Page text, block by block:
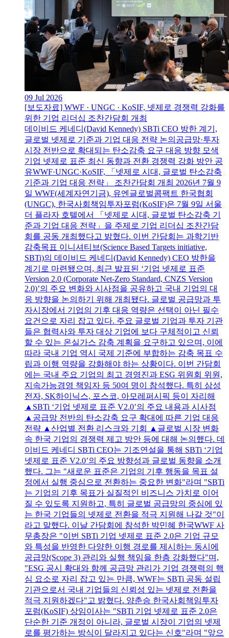
09 Jul 2026
[보도자료] WWF · UNGC · KoSIF, 넷제로 경쟁력 강화를
위한 기업 리더십 조찬간담회 개최
데이비드 케네디(David Kennedy) SBTi CEO 방한 계기,
글로벌 넷제로 기준과 기업 대응 전략 논의공급망·투자
시장 전반으로 확대되는 탄소감축 요구 대응 방향 모색
기업 넷제로 표준 최신 동향과 전환 경쟁력 강화 방안 공
유WWF·UNGC·KoSIF, 「넷제로 시대, 글로벌 탄소감축
기준과 기업 대응 전략」 조찬간담회 개최 2026년 7월 9
일 WWF(세계자연기금), 유엔글로벌콤팩트 한국협회
(UNGC), 한국사회책임투자포럼(KoSIF)은 7월 9일 서울
더 플라자 호텔에서 「넷제로 시대, 글로벌 탄소감축 기
준과 기업 대응 전략」을 주제로 기업 리더십 조찬간담
회를 공동 개최했다고 밝혔다. 이번 간담회는 과학기반
감축목표 이니셔티브(Science Based Targets initiative,
SBTi)의 데이비드 케네디(David Kennedy) CEO 방한을
계기로 마련됐으며, 최근 발표된 ‘기업 넷제로 표준
Version 2.0 (Corporate Net-Zero Standard, CNZS Version
2.0)’의 주요 변화와 시사점을 공유하고 국내 기업의 대
응 방향을 논의하기 위해 개최됐다. 글로벌 공급망과 투
자시장에서 기업의 기후 대응 역량은 선택이 아닌 필수
요건으로 자리 잡고 있다. 주요 글로벌 기업과 투자 기관
들은 협력사와 투자 대상 기업에 보다 구체적이고 신뢰
할 수 있는 온실가스 감축 계획을 요구하고 있으며, 이에
따라 국내 기업 역시 국제 기준에 부합하는 감축 목표 수
립과 이행 역량을 강화해야 하는 상황이다. 이번 간담회
에는 국내 주요 기업의 최고 경영진과 ESG 위원회 위원,
지속가능경영 책임자 등 50여 명이 참석했다. 특히 삼성
전자, SK하이닉스, 포스코, 아모레퍼시픽 등이 자리해
▲SBTi ‘기업 넷제로 표준 V2.0’의 주요 내용과 시사점
▲공급망 전반의 탄소감축 요구 확대에 따른 기업 대응
전략 ▲산업별 전환 리스크와 기회 ▲글로벌 시장 변화
속 한국 기업의 경쟁력 제고 방안 등에 대해 논의했다. 데
이비드 케네디 SBTi CEO는 기조연설을 통해 SBTi ‘기업
넷제로 표준 V2.0’의 주요 방향성과 글로벌 동향을 소개
했다. 그는 "새로운 표준은 기업의 기후 행동을 목표 설
정에서 실행 중심으로 전환하는 중요한 변화"라며 "SBTi
는 기업의 기후 목표가 실질적인 비즈니스 가치로 이어
질 수 있도록 지원하고, 특히 글로벌 공급망의 중심에 있
는 한국 기업들의 넷제로 전환을 적극 지원해 나갈 것"이
라고 말했다. 이날 간담회에 참석한 박민혜 한국WWF 사
무총장은 "이번 SBTi 기업 넷제로 표준 2.0은 기업 규모
와 특성을 반영한 다양한 이행 경로를 제시하는 동시에
공급망(Scope 3) 관리와 실행 책임을 한층 강화했다"며,
"ESG 공시 확대와 함께 공급망 관리가 기업 경쟁력의 핵
심 요소로 자리 잡고 있는 만큼, WWF는 SBTi 공동 설립
기관으로서 국내 기업들의 신뢰성 있는 넷제로 전환을
적극 지원하겠다"고 밝혔다. 양춘승 한국사회책임투자
포럼(KoSIF) 상임이사는 "SBTi 기업 넷제로 표준 2.0은
단순한 기준 개정이 아니라, 글로벌 시장이 기업의 넷제
로를 평가하는 방식이 달라지고 있다는 신호"라며 "앞으